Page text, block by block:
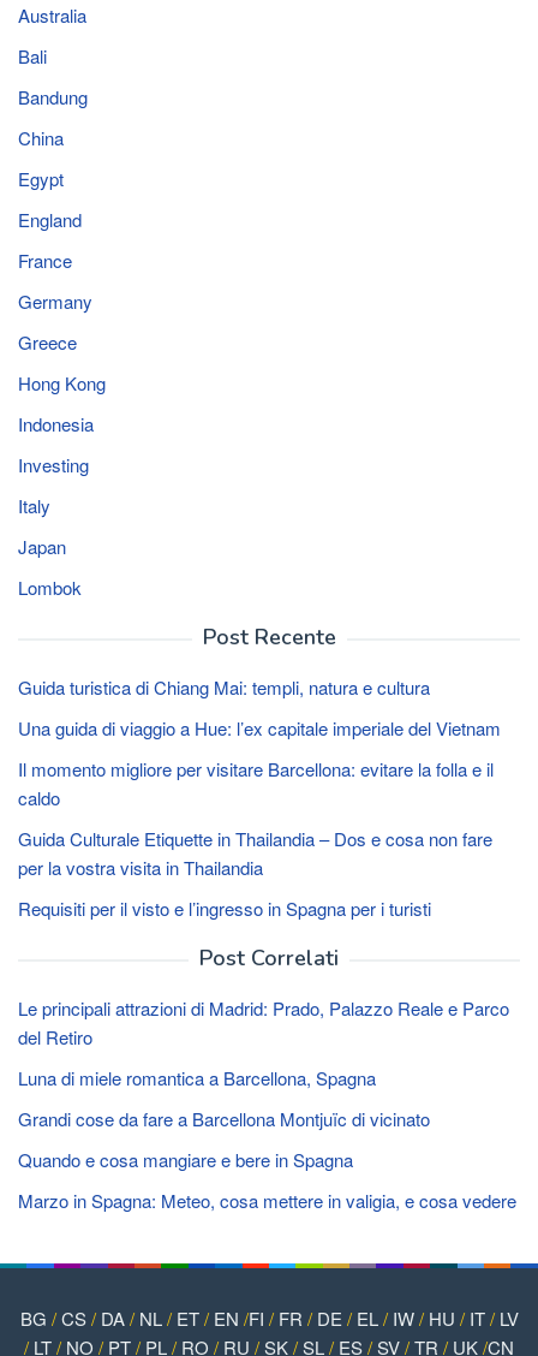
Australia
Bali
Bandung
China
Egypt
England
France
Germany
Greece
Hong Kong
Indonesia
Investing
Italy
Japan
Lombok
Post Recente
Guida turistica di Chiang Mai: templi, natura e cultura
Una guida di viaggio a Hue: l’ex capitale imperiale del Vietnam
Il momento migliore per visitare Barcellona: evitare la folla e il
caldo
Guida Culturale Etiquette in Thailandia – Dos e cosa non fare
per la vostra visita in Thailandia
Requisiti per il visto e l’ingresso in Spagna per i turisti
Post Correlati
Le principali attrazioni di Madrid: Prado, Palazzo Reale e Parco
del Retiro
Luna di miele romantica a Barcellona, ​​Spagna
Grandi cose da fare a Barcellona Montjuïc di vicinato
Quando e cosa mangiare e bere in Spagna
Marzo in Spagna: Meteo, cosa mettere in valigia, e cosa vedere
BG /CS/ DA/ NL/ ET/ EN /FI / FR / DE / EL/ IW/ HU / IT/ LV
/ LT/ NO / PT/ PL/ RO / RU /SK/SL/ ES/SV/TR / UK/CN